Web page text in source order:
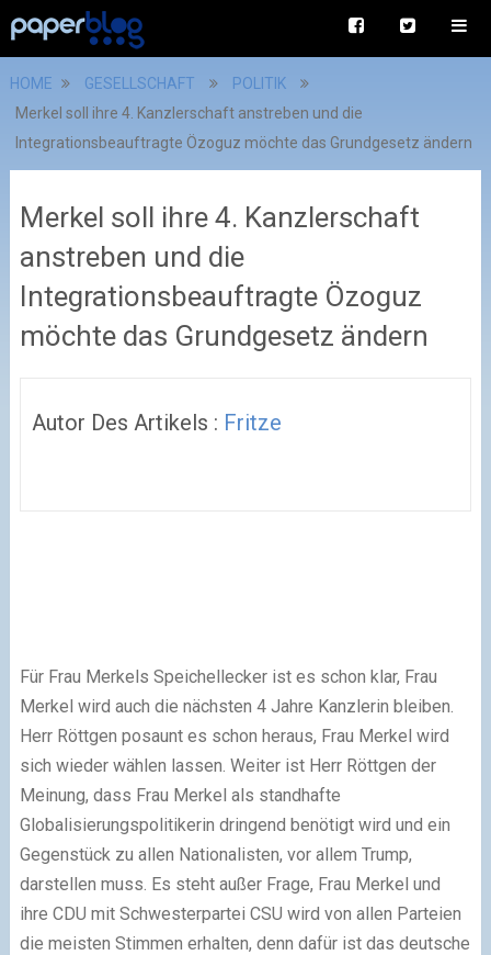
HOME GESELLSCHAFT
POLITIK
Merkel soll ihre 4. Kanzlerschaft anstreben und die
Integrationsbeauftragte Özoguz möchte das Grundgesetz ändern
Merkel soll ihre 4. Kanzlerschaft
anstreben und die
Integrationsbeauftragte Özoguz
möchte das Grundgesetz ändern
Autor Des Artikels : Fritze
Für Frau Merkels Speichellecker ist es schon klar, Frau
Merkel wird auch die nächsten 4 Jahre Kanzlerin bleiben.
Herr Röttgen posaunt es schon heraus, Frau Merkel wird
sich wieder wählen lassen. Weiter ist Herr Röttgen der
Meinung, dass Frau Merkel als standhafte
Globalisierungspolitikerin dringend benötigt wird und ein
Gegenstück zu allen Nationalisten, vor allem Trump,
darstellen muss. Es steht außer Frage, Frau Merkel und
ihre CDU mit Schwesterpartei CSU wird von allen Parteien
die meisten Stimmen erhalten, denn dafür ist das deutsche